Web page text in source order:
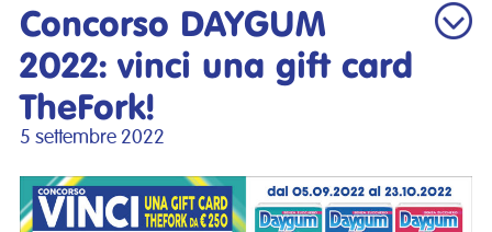
Concorso DAYGUM
2022: vinci una gift card
TheFork!
5 settembre 2022